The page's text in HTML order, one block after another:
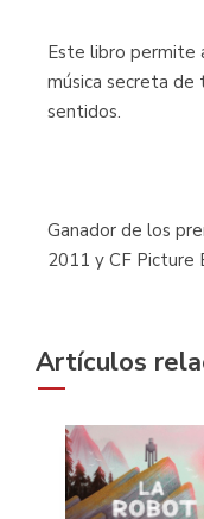
Este libro permite
música secreta de
sentidos.
Ganador de los
2011 y CF Picture
Artículos